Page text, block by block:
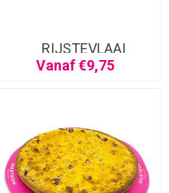
RIJSTEVLAAI
Vanaf €9,75